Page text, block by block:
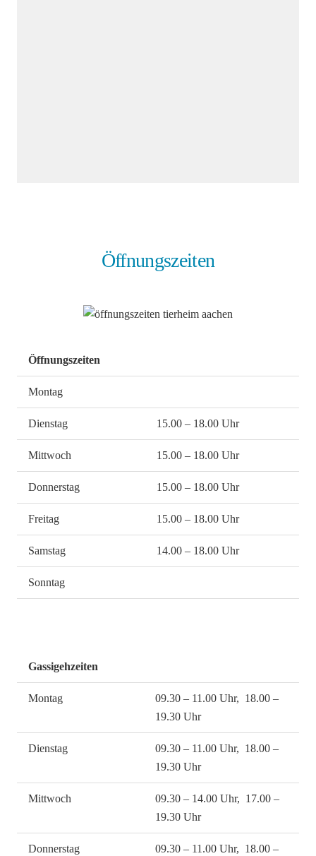
Öffnungszeiten
Öffnungszeiten
Montag
Dienstag 15.00 – 18.00 Uhr
Mittwoch 15.00 – 18.00 Uhr
Donnerstag 15.00 – 18.00 Uhr
Freitag 15.00 – 18.00 Uhr
Samstag 14.00 – 18.00 Uhr
Sonntag
Gassigehzeiten
Montag
09.30 – 11.00 Uhr, 18.00 –
19.30 Uhr
Dienstag
09.30 – 11.00 Uhr, 18.00 –
19.30 Uhr
Mittwoch
09.30 – 14.00 Uhr, 17.00 –
19.30 Uhr
Donnerstag
09.30 – 11.00 Uhr, 18.00 –